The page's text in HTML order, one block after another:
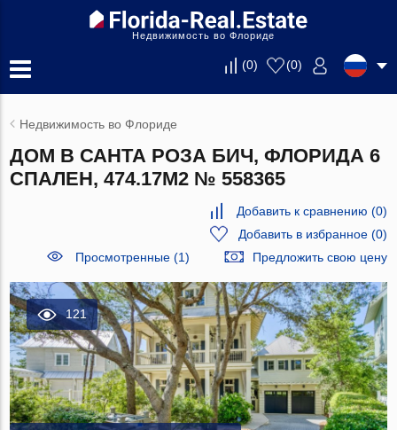
Недвижимость во Флориде
(0) (0)
Недвижимость во Флориде
ДОМ В САНТА РОЗА БИЧ, ФЛОРИДА 6
СПАЛЕН, 474.17М2 № 558365
Добавить к сравнению (0)
Добавить в избранное(0)
Просмотренные (1)
Предложить свою цену
121